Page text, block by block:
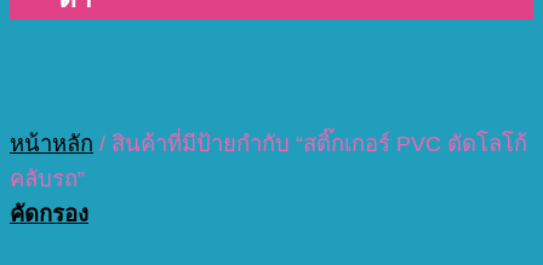
หน้าหลัก / สินค้าที่มีป้ายกำกับ “สติ๊กเกอร์ PVC ตัดโลโก้
คลับรถ”
คัดกรอง